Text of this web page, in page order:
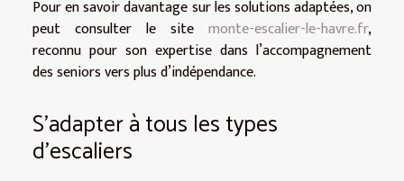
Pour en savoir davantage sur les solutions adaptées, on
peut consulter le site monte-escalier-le-havre.fr,
reconnu pour son expertise dans l’accompagnement
des seniors vers plus d’indépendance.
S’adapter à tous les types
d’escaliers